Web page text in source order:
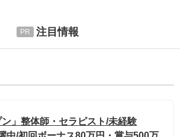
注目情報
ン」整体師・セラピスト/未経験